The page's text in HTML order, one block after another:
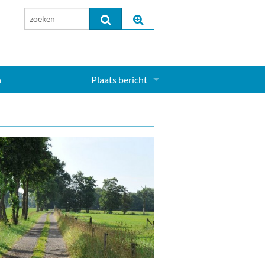
Plaats bericht